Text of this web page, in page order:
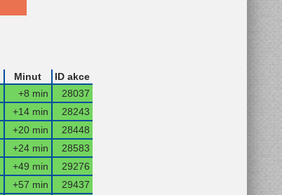
Minut
ID akce
+8 min
28037
+14 min
28243
+20 min
28448
+24 min
28583
+49 min
29276
+57 min
29437